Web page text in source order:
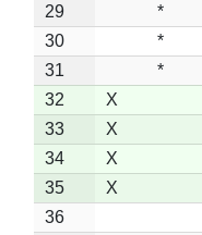
29
*
30
*
31
*
32
X
33
X
34
X
35
X
36